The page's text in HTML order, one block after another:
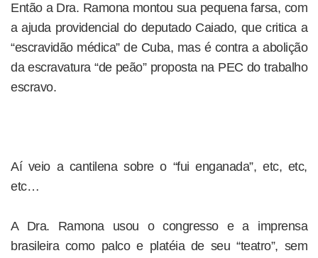
Então a Dra. Ramona montou sua pequena farsa, com
a ajuda providencial do deputado Caiado, que critica a
“escravidão médica” de Cuba, mas é contra a abolição
da escravatura “de peão” proposta na PEC do trabalho
escravo.
Aí veio a cantilena sobre o “fui enganada”, etc, etc,
etc…
A Dra. Ramona usou o congresso e a imprensa
brasileira como palco e platéia de seu “teatro”, sem